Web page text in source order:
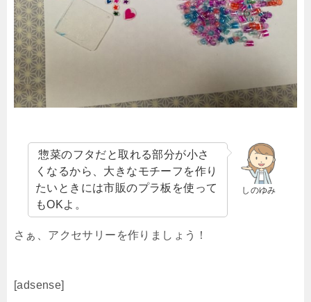
しのゆみ
惣菜のフタだと取れる部分が小さ
くなるから、大きなモチーフを作り
たいときには市販のプラ板を使って
もOKよ。
さぁ、アクセサリーを作りましょう！
[adsense]